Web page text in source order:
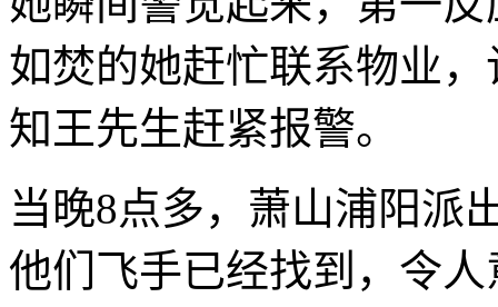
如焚的她赶忙联系物业
知王先生赶紧报警。
当晚8点多，萧山浦阳派
他们飞手已经找到，令